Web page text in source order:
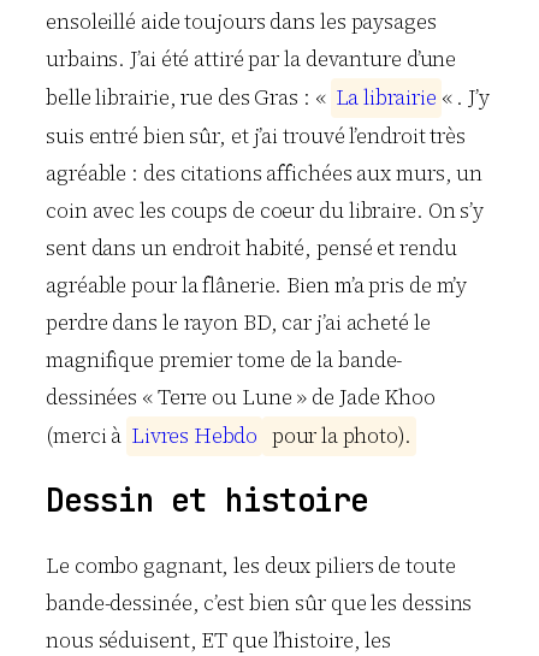
ensoleillé aide toujours dans les paysages
urbains. J’ai été attiré par la devanture d’une
belle librairie, rue des Gras : « Lalibrairie « . J’y
suis entré bien sûr, et j’ai trouvé l’endroit très
agréable : des citations affichées aux murs, un
coin avec les coups de coeur du libraire. On s’y
sent dans un endroit habité, pensé et rendu
agréable pour la flânerie. Bien m’a pris de m’y
perdre dans le rayon BD, car j’ai acheté le
magnifique premier tome de la bande-
dessinées « Terre ou Lune » de Jade Khoo
(merci à Livres Hebdo pourlaphoto).
Dessin et histoire
Le combo gagnant, les deux piliers de toute
bande-dessinée, c’est bien sûr que les dessins
nous séduisent, ET que l’histoire, les